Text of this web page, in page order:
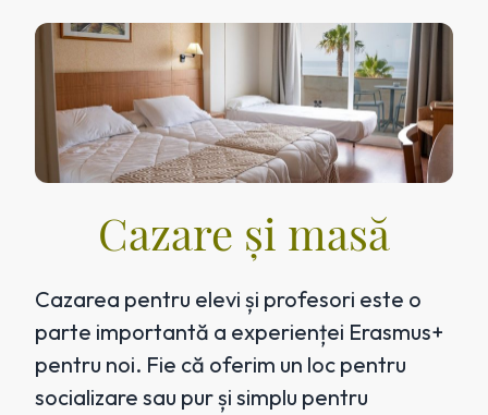
Cazare și masă
Cazarea pentru elevi și profesori este o
parte importantă a experienței Erasmus+
pentru noi. Fie că oferim un loc pentru
socializare sau pur și simplu pentru